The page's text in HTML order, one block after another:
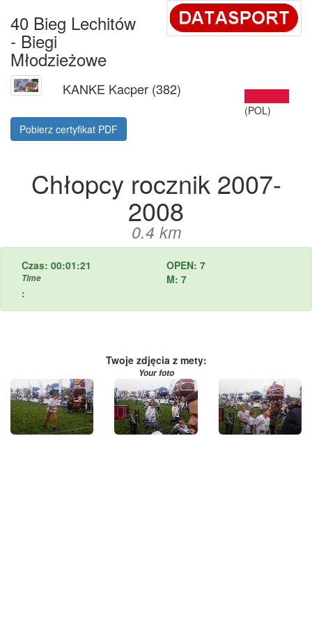
40 Bieg Lechitów
- Biegi
Młodzieżowe
KANKE Kacper (382)
(POL)
Pobierz certyfikat PDF
Chłopcy rocznik 2007-
2008
0.4 km
Czas: 00:01:21
Time
OPEN: 7
M: 7
:
Twoje zdjęcia z mety:
Your foto